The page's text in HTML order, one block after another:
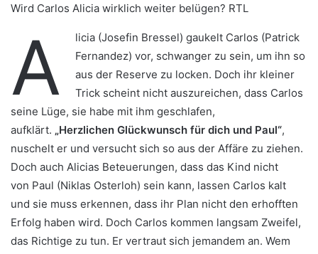
Wird Carlos Alicia wirklich weiter belügen? RTL
A
licia (Josefin Bressel) gaukelt Carlos (Patrick
Fernandez) vor, schwanger zu sein, um ihn so
aus der Reserve zu locken. Doch ihr kleiner
Trick scheint nicht auszureichen, dass Carlos
seine Lüge, sie habe mit ihm geschlafen,
aufklärt. „Herzlichen Glückwunsch für dich und Paul“,
nuschelt er und versucht sich so aus der Affäre zu ziehen.
Doch auch Alicias Beteuerungen, dass das Kind nicht
von Paul (Niklas Osterloh) sein kann, lassen Carlos kalt
und sie muss erkennen, dass ihr Plan nicht den erhofften
Erfolg haben wird. Doch Carlos kommen langsam Zweifel,
das Richtige zu tun. Er vertraut sich jemandem an. Wem